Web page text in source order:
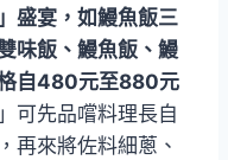
盛宴，如鰻魚飯三
味飯、鰻魚飯、鰻
自480元至880元
」可先品嚐料理長自
再來將佐料細蔥、